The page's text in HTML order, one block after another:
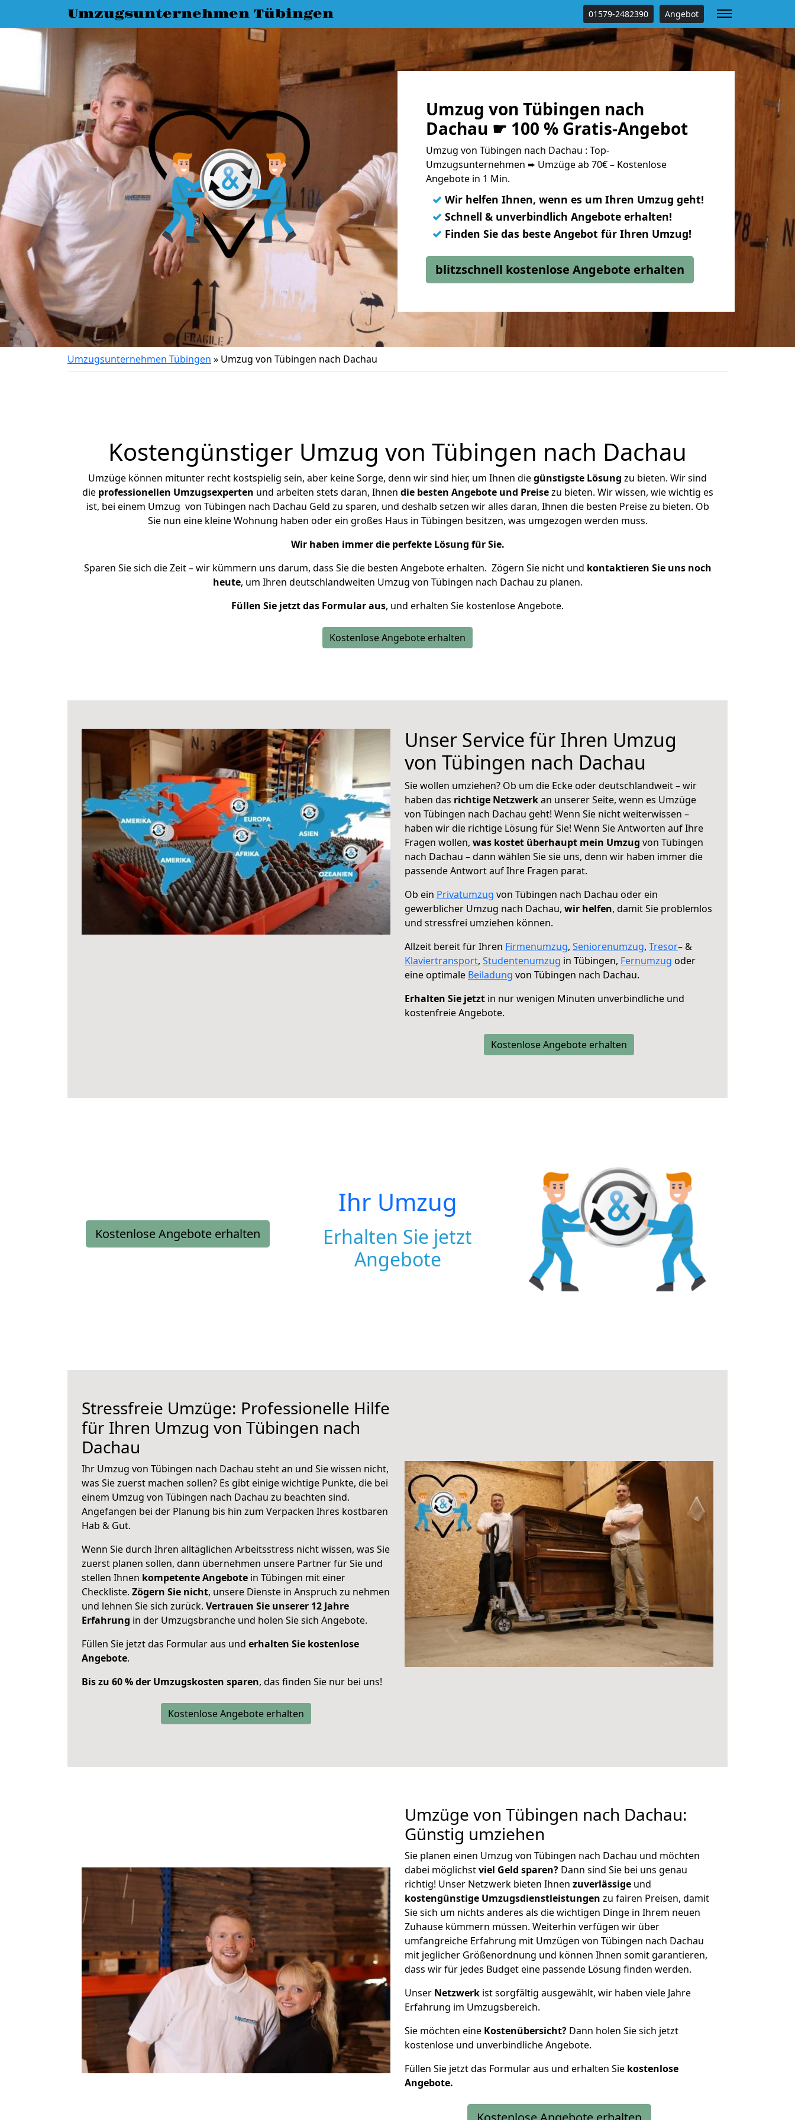
Umzugsunternehmen Tübingen 01579-2482390 Angebot
Umzug von Tübingen nach
Dachau ☛ 100 % Gratis-Angebot
Umzug von Tübingen nach Dachau : Top-
Umzugsunternehmen ➨ Umzüge ab 70€ – Kostenlose
Angebote in 1 Min.
✓ Wir helfen Ihnen, wenn es um Ihren Umzug geht!
✓ Schnell & unverbindlich Angebote erhalten!
✓ Finden Sie das beste Angebot für Ihren Umzug!
blitzschnell kostenlose Angebote erhalten
Umzugsunternehmen Tübingen » Umzug von Tübingen nach Dachau
Kostengünstiger Umzug von Tübingen nach Dachau
Umzüge können mitunter recht kostspielig sein, aber keine Sorge, denn wir sind hier, um Ihnen diegünstigste Lösung zu bieten. Wir sind
die professionellen Umzugsexperten und arbeiten stets daran, Ihnen die besten Angebote und Preisezu bieten. Wir wissen, wie wichtig es
ist, bei einem Umzug von Tübingen nach Dachau Geld zu sparen, und deshalb setzen wir alles daran, Ihnen die besten Preise zu bieten. Ob
Sie nun eine kleine Wohnung haben oder ein großes Haus in Tübingen besitzen, was umgezogen werden muss.
Wir haben immer die perfekte Lösung für Sie.
Sparen Sie sich die Zeit – wir kümmern uns darum, dass Sie die besten Angebote erhalten. Zögern Sie nicht und kontaktieren Sie uns noch
heute, um Ihren deutschlandweiten Umzug von Tübingen nach Dachau zu planen.
Füllen Sie jetzt das Formular aus, und erhalten Sie kostenlose Angebote.
Kostenlose Angebote erhalten
Unser Service für Ihren Umzug
von Tübingen nach Dachau
Sie wollen umziehen? Ob um die Ecke oder deutschlandweit – wir
haben das richtige Netzwerkan unserer Seite, wenn es Umzüge
von Tübingen nach Dachau geht! Wenn Sie nicht weiterwissen –
haben wir die richtige Lösung für Sie! Wenn Sie Antworten auf Ihre
Fragen wollen, was kostet überhaupt mein Umzug von Tübingen
nach Dachau – dann wählen Sie sie uns, denn wir haben immer die
passende Antwort auf Ihre Fragen parat.
Ob ein Privatumzug von Tübingen nach Dachau oder ein
gewerblicher Umzug nach Dachau, wir helfen, damit Sie problemlos
und stressfrei umziehen können.
Allzeit bereit für Ihren Firmenumzug, Seniorenumzug, Tresor– &
Klaviertransport, Studentenumzug in Tübingen, Fernumzug oder
eine optimale Beiladung von Tübingen nach Dachau.
Erhalten Sie jetzt in nur wenigen Minuten unverbindliche und
kostenfreie Angebote.
Kostenlose Angebote erhalten
Kostenlose Angebote erhalten
Ihr Umzug
Erhalten Sie jetzt
Angebote
Stressfreie Umzüge: Professionelle Hilfe
für Ihren Umzug von Tübingen nach
Dachau
Ihr Umzug von Tübingen nach Dachau steht an und Sie wissen nicht,
was Sie zuerst machen sollen? Es gibt einige wichtige Punkte, die bei
einem Umzug von Tübingen nach Dachau zu beachten sind.
Angefangen bei der Planung bis hin zum Verpacken Ihres kostbaren
Hab & Gut.
Wenn Sie durch Ihren alltäglichen Arbeitsstress nicht wissen, was Sie
zuerst planen sollen, dann übernehmen unsere Partner für Sie und
stellen Ihnen kompetente Angebote in Tübingen mit einer
Checkliste. Zögern Sie nicht, unsere Dienste in Anspruch zu nehmen
und lehnen Sie sich zurück. Vertrauen Sie unserer 12 Jahre
Erfahrung in der Umzugsbranche und holen Sie sich Angebote.
Füllen Sie jetzt das Formular aus und erhalten Sie kostenlose
Angebote.
Bis zu 60 % der Umzugskosten sparen, das finden Sie nur bei uns!
Kostenlose Angebote erhalten
Umzüge von Tübingen nach Dachau:
Günstig umziehen
Sie planen einen Umzug von Tübingen nach Dachau und möchten
dabei möglichstviel Geld sparen? Dann sind Sie bei uns genau
richtig! Unser Netzwerk bieten Ihnen zuverlässige und
kostengünstige Umzugsdienstleistungen zu fairen Preisen, damit
Sie sich um nichts anderes als die wichtigen Dinge in Ihrem neuen
Zuhause kümmern müssen. Weiterhin verfügen wir über
umfangreiche Erfahrung mit Umzügen von Tübingen nach Dachau
mit jeglicher Größenordnung und können Ihnen somit garantieren,
dass wir für jedes Budget eine passende Lösung finden werden.
Unser Netzwerk ist sorgfältig ausgewählt, wir haben viele Jahre
Erfahrung im Umzugsbereich.
Sie möchten eine Kostenübersicht? Dann holen Sie sich jetzt
kostenlose und unverbindliche Angebote.
Füllen Sie jetzt das Formular aus und erhalten Sie kostenlose
Angebote.